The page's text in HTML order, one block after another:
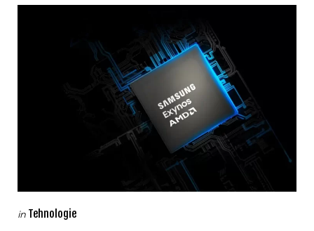
Categories
Posted
in Tehnologie